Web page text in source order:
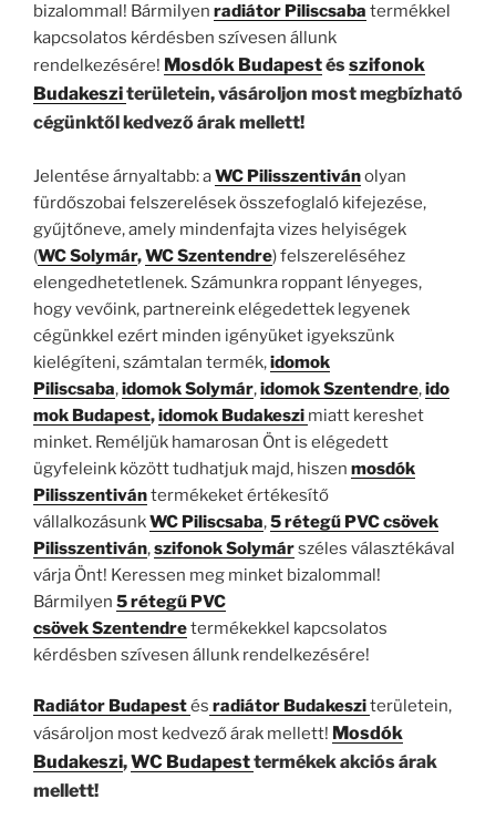
bizalommal! Bármilyen radiátor Piliscsaba termékkel
kapcsolatos kérdésben szívesen állunk
rendelkezésére! Mosdók Budapestésszifonok
Budakesziterületein, vásároljon most megbízható
cégünktől kedvező árak mellett!
Jelentése árnyaltabb: aWC Pilisszentivánolyan
fürdőszobai felszerelések összefoglaló kifejezése,
gyűjtőneve, amely mindenfajta vizes helyiségek
(WCSolymár,WC Szentendre) felszereléséhez
elengedhetetlenek. Számunkra roppant lényeges,
hogy vevőink, partnereink elégedettek legyenek
cégünkkel ezért minden igényüket igyekszünk
kielégíteni, számtalan termék,idomok
Piliscsaba,idomokSolymár,idomokSzentendre,ido
mok Budapest,idomok Budakeszi miatt kereshet
minket. Reméljük hamarosan Önt is elégedett
ügyfeleink között tudhatjuk majd, hiszen mosdók
Pilisszentivántermékeket értékesítő
vállalkozásunkWC Piliscsaba,5 rétegű PVC csövek
Pilisszentiván,szifonokSolymárszéles választékával
várja Önt! Keressen meg minket bizalommal!
Bármilyen 5 rétegű PVC
csövekSzentendretermékekkel kapcsolatos
kérdésben szívesen állunk rendelkezésére!
Radiátor Budapestés radiátor Budakesziterületein,
vásároljon most kedvező árak mellett! Mosdók
Budakeszi,WC Budapesttermékek akciós árak
mellett!